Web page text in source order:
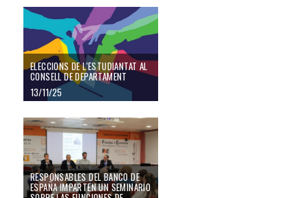
Eleccions de l'Estudiantat al Consell de Departament
ELECCIONS DE L'ESTUDIANTAT AL
CONSELL DE DEPARTAMENT
13/11/25
Responsables del Banco de España imparten un seminario sobre las
RESPONSABLES DEL BANCO DE
ESPAÑA IMPARTEN UN SEMINARIO